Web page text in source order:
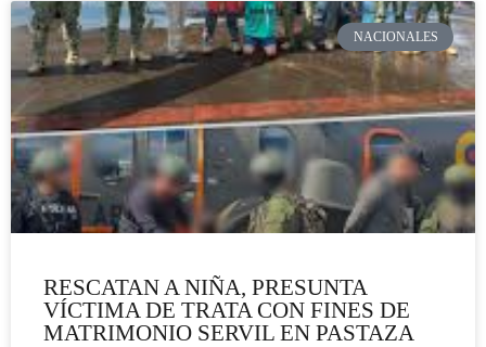
NACIONALES
RESCATAN A NIÑA, PRESUNTA
VÍCTIMA DE TRATA CON FINES DE
MATRIMONIO SERVIL EN PASTAZA